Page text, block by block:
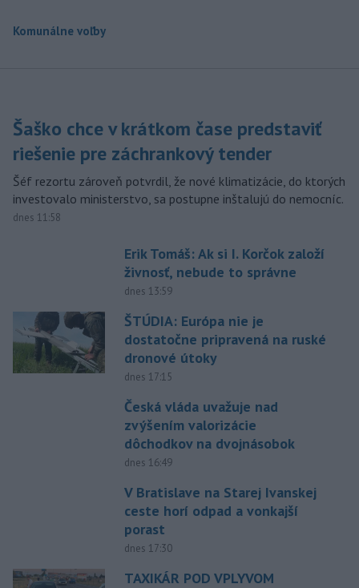
Komunálne voľby
Šaško chce v krátkom čase predstaviť
riešenie pre záchrankový tender
Šéf rezortu zároveň potvrdil, že nové klimatizácie, do ktorých
investovalo ministerstvo, sa postupne inštalujú do nemocníc.
dnes 11:58
Erik Tomáš: Ak si I. Korčok založí
živnosť, nebude to správne
dnes 13:59
ŠTÚDIA: Európa nie je
dostatočne pripravená na ruské
dronové útoky
dnes 17:15
Česká vláda uvažuje nad
zvýšením valorizácie
dôchodkov na dvojnásobok
dnes 16:49
V Bratislave na Starej Ivanskej
ceste horí odpad a vonkajší
porast
dnes 17:30
TAXIKÁR POD VPLYVOM